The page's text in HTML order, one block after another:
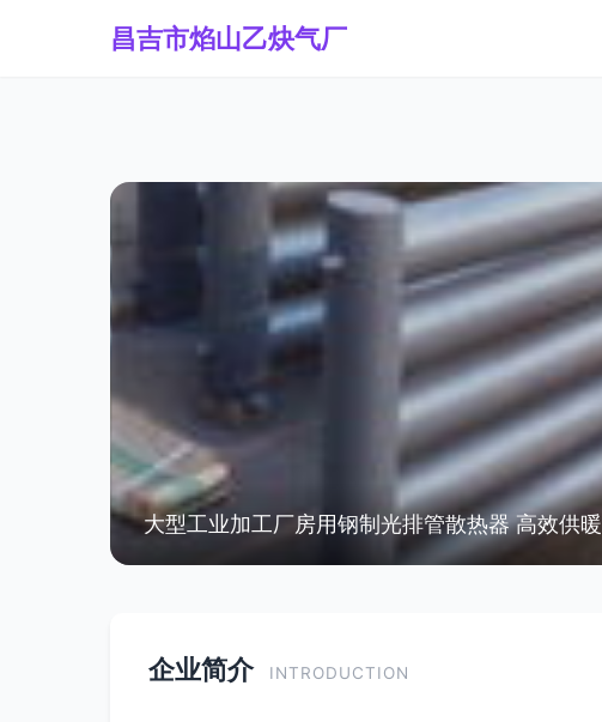
昌吉市焰山乙炔气厂
大型工业加工厂房用钢制光排管散热器 高效供
企业简介 INTRODUCTION